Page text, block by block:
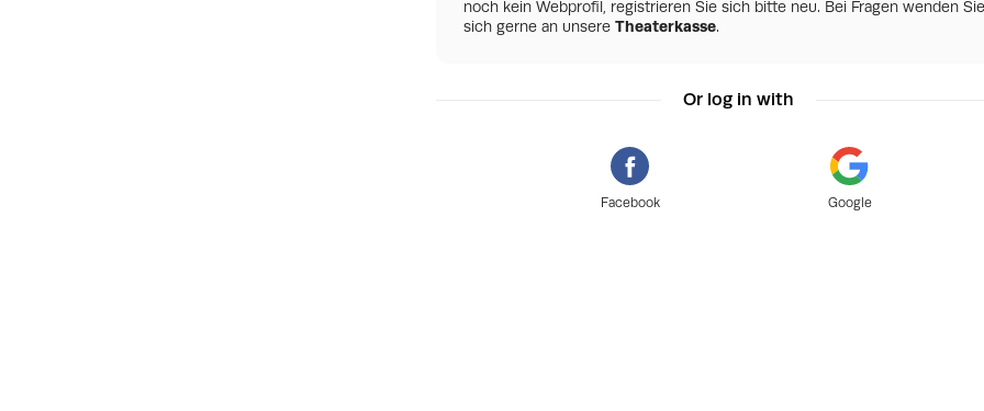
noch kein Webprofil, registrieren Sie sich bitte neu. Bei Fragen wenden Sie
sich gerne an unsere Theaterkasse.
Or log in with
Facebook Google